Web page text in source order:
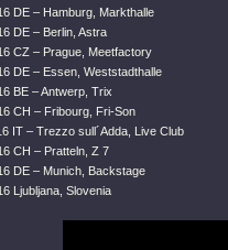
DE – Hamburg, Markthalle
DE – Berlin, Astra
CZ – Prague, Meetfactory
DE – Essen, Weststadthalle
BE – Antwerp, Trix
CH – Fribourg, Fri-Son
IT – Trezzo sull´Adda, Live Club
CH – Pratteln, Z 7
DE – Munich, Backstage
Ljubljana, Slovenia